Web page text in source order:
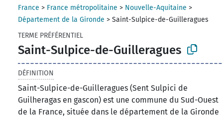
France > France métropolitaine > Nouvelle-Aquitaine >
Département de la Gironde >Saint-Sulpice-de-Guilleragues
TERME PRÉFÉRENTIEL
Saint-Sulpice-de-Guilleragues
DÉFINITION
Saint-Sulpice-de-Guilleragues (Sent Sulpici de
Guilheragas en gascon) est une commune du Sud-Ouest
de la France, située dans le département de la Gironde